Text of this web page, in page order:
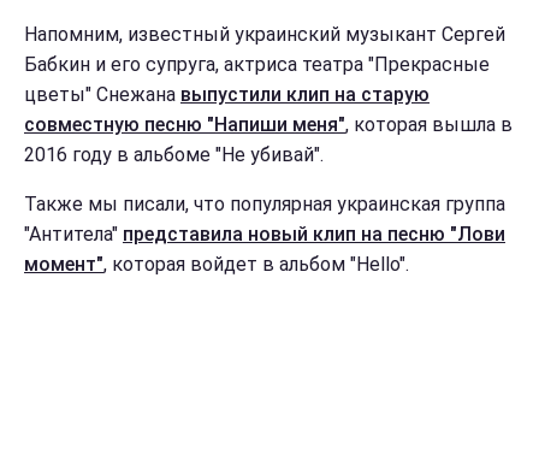
Напомним, известный украинский музыкант Сергей
Бабкин и его супруга, актриса театра "Прекрасные
цветы" Снежана выпустили клип на старую
совместную песню "Напиши меня", которая вышла в
2016 году в альбоме "Не убивай".
Также мы писали, что популярная украинская группа
"Антитела" представила новый клип на песню "Лови
момент", которая войдет в альбом "Hello".